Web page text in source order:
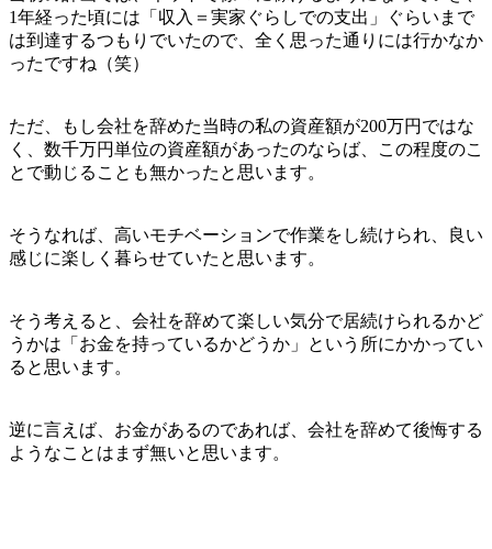
1年経った頃には「収入＝実家ぐらしでの支出」ぐらいまで
は到達するつもりでいたので、全く思った通りには行かなか
ったですね（笑）
ただ、もし会社を辞めた当時の私の資産額が200万円ではな
く、数千万円単位の資産額があったのならば、この程度のこ
とで動じることも無かったと思います。
そうなれば、高いモチベーションで作業をし続けられ、良い
感じに楽しく暮らせていたと思います。
そう考えると、会社を辞めて楽しい気分で居続けられるかど
うかは「お金を持っているかどうか」という所にかかってい
ると思います。
逆に言えば、お金があるのであれば、会社を辞めて後悔する
ようなことはまず無いと思います。